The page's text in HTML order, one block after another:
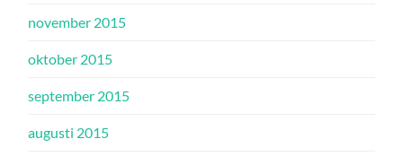
november 2015
oktober 2015
september 2015
augusti 2015